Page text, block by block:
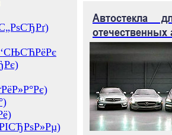
Автостекла
отечественных